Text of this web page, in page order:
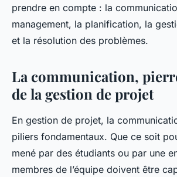
prendre en compte : la
management, la planification, la
et la résolution des problèmes.
La communication,
de la gestion de projet
En gestion de projet, la
piliers fondamentaux. Que ce soit
mené par des étudiants ou par une
membres de l’équipe doivent être